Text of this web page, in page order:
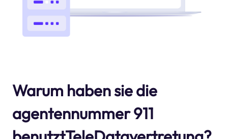
Warum haben sie die
agentennummer 911